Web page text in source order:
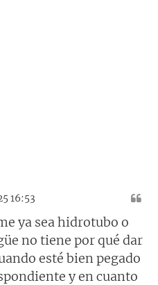
16:53
ya sea hidrotubo o
no tiene por qué dar
esté bien pegado
y en cuanto